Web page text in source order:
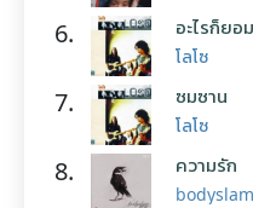
6. อะไรก็ยอม
โลโซ
7. ซมซาน
โลโซ
8. ความรัก
bodyslam